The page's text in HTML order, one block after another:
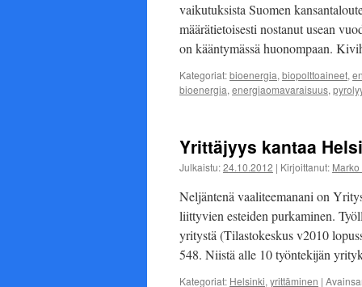
vaikutuksista Suomen
määrätietoisesti nostanut usean
on kääntymässä huonompaan.
Kategoriat:bioenergia, biopolttoaineet,
bioenergia, energiaomavaraisuus,
Yrittäjyys kantaa
Julkaistu:24.10.2012 | Kirjoittanut:
Neljäntenä vaaliteemanani on
liittyvien esteiden purkaminen.
yritystä (Tilastokeskus v2010
548. Niistä alle 10 työntekijän
Kategoriat: Helsinki, yrittäminen |